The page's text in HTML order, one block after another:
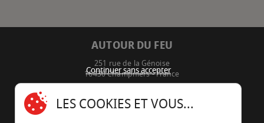
AUTOUR DU FEU
251 rue de la Génoise
16430 Champniers - France
05 45 22 98 09
Nous envoyer un e-mail
Continuer sans accepter
LES COOKIES ET VOUS...